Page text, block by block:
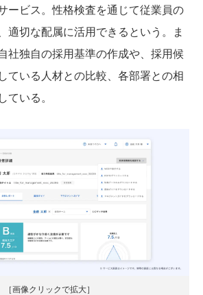
ービス。性格検査を通じて従業員の
適切な配属に活用できるという。ま
社独自の採用基準の作成や、採用候
ている人材との比較、各部署との相
いる。
［画像クリックで拡大］